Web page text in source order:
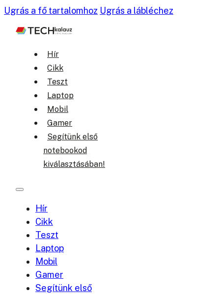
Ugrás a fő tartalomhoz Ugrás a lábléchez
Hír
Cikk
Teszt
Laptop
Mobil
Gamer
Segítünk első
notebookod
kiválasztásában!
Hír
Cikk
Teszt
Laptop
Mobil
Gamer
Segítünk első